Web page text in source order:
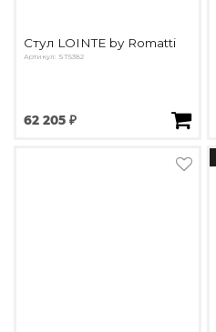
Стул LOINTE by Romatti
Артикул: ST5382
62 205 ₽